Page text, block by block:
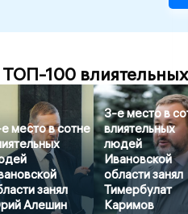
ТОП-100
место в сотне
занял
Алешин
3-е место в
влиятельных
людей
Ивановской
области занял
Тимербулат
Каримов